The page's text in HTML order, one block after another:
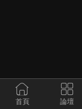
首頁 論壇